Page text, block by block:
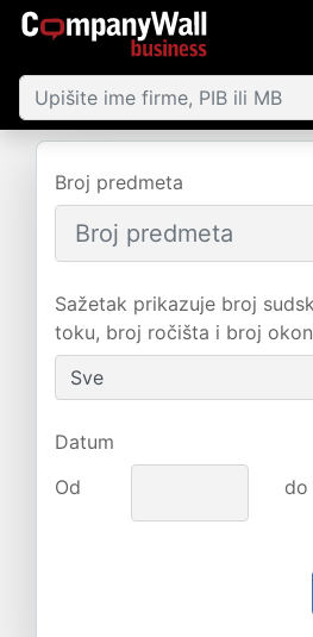
Broj predmeta
Sažetak prikazuje broj
toku, broj ročišta i broj
Datum
Od
do